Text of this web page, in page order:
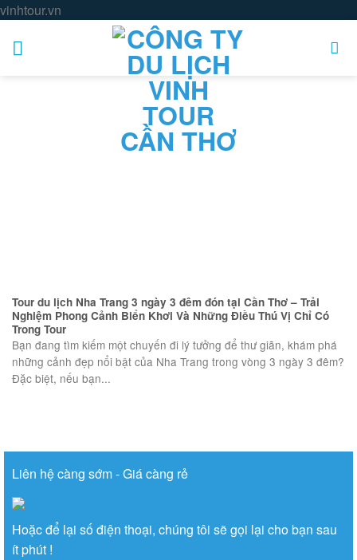
vinhtour.vn
Tour du lịch Nha Trang 3 ngày 3 đêm đón tại Cần Thơ – Trải
Nghiệm Phong Cảnh Biển Khơi Và Những Điều Thú Vị Chỉ Có
Trong Tour
Bạn đang tìm kiếm một chuyến đi lý tưởng để thư giãn, khám phá
những cảnh đẹp nổi bật của Nha Trang trong vòng 3 ngày 3 đêm?
Đặc biệt, nếu bạn...
Liên hệ càng sớm - Giá càng rẻ
Hoặc để lại số điện thoại, chúng tôi sẽ gọi lại cho bạn sau
ít phút !